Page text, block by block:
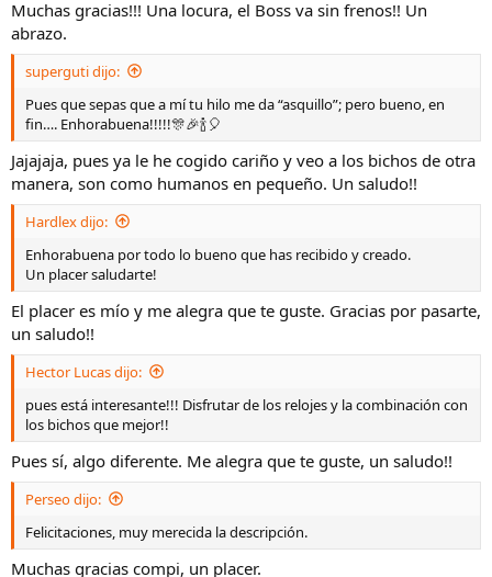
Muchas gracias!!! Una locura, el Boss va sin frenos!! Un
abrazo.
superguti dijo:
Pues que sepas que a mí tu hilo me da “asquillo”; pero bueno, en
fin…. Enhorabuena!!!!!🎊🎉🍾🎈
Jajajaja, pues ya le he cogido cariño y veo a los bichos de otra
manera, son como humanos en pequeño. Un saludo!!
Hardlex dijo:
Enhorabuena por todo lo bueno que has recibido y creado.
Un placer saludarte!
El placer es mío y me alegra que te guste. Gracias por pasarte,
un saludo!!
Hector Lucas dijo:
pues está interesante!!! Disfrutar de los relojes y la combinación con
los bichos que mejor!!
Pues sí, algo diferente. Me alegra que te guste, un saludo!!
Perseo dijo:
Felicitaciones, muy merecida la descripción.
Muchas gracias compi, un placer.